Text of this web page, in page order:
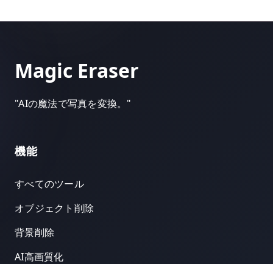
Magic Eraser
"AIの魔法で写真を変換。 "
機能
すべてのツール
オブジェクト削除
背景削除
AI高画質化